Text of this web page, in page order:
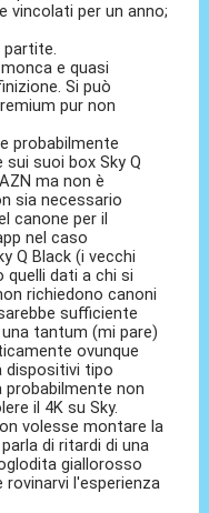
vincolati per un anno;
partite.
e quasi
Si può
pur non
probabilmente
suoi box Sky Q
ma non è
sia necessario
canone per il
nel caso
Q Black (i vecchi
quelli dati a chi si
richiedono canoni
sufficiente
tantum (mi pare)
ovunque
dispositivi tipo
probabilmente non
il 4K su Sky.
volesse montare la
di ritardi di una
giallorosso
l'esperienza